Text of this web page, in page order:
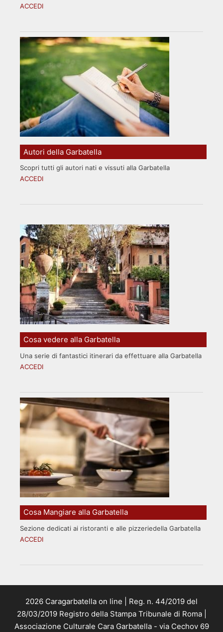
ACCEDI
Autori della Garbatella
Scopri tutti gli autori nati e vissuti alla Garbatella
ACCEDI
Cosa vedere alla Garbatella
Una serie di fantastici itinerari da effettuare alla Garbatella
ACCEDI
Cosa Mangiare alla Garbatella
Sezione dedicati ai ristoranti e alle pizzeriedella Garbatella
ACCEDI
2026 Caragarbatella on line | Reg. n. 44/2019 del
28/03/2019 Registro della Stampa Tribunale di Roma |
Associazione Culturale Cara Garbatella - via Cechov 69